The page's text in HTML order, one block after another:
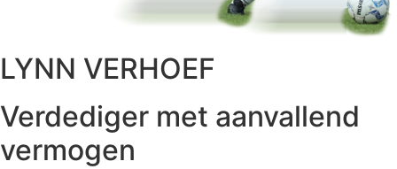
LYNN VERHOEF
Verdediger met aanvallend
vermogen